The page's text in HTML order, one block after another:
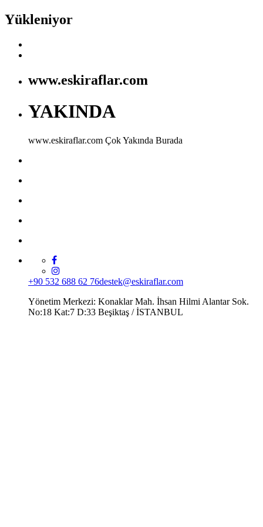
Yükleniyor
www.eskiraflar.com
YAKINDA
www.eskiraflar.com Çok Yakında Burada
+90 532 688 62 76destek@eskiraflar.com
Yönetim Merkezi: Konaklar Mah. İhsan Hilmi Alantar Sok.
No:18 Kat:7 D:33 Beşiktaş / İSTANBUL